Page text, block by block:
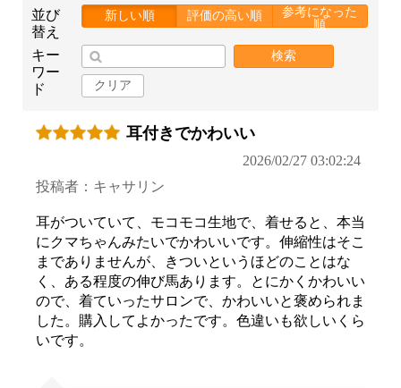
並び
替え
新しい順 評価の高い順
参考になった
順
キー
ワー
ド
検索
クリア
耳付きでかわいい
2026/02/27 03:02:24
投稿者：キャサリン
耳がついていて、モコモコ生地で、着せると、本当
にクマちゃんみたいでかわいいです。伸縮性はそこ
までありませんが、きついというほどのことはな
く、ある程度の伸び馬あります。とにかくかわいい
ので、着ていったサロンで、かわいいと褒められま
した。購入してよかったです。色違いも欲しいくら
いです。